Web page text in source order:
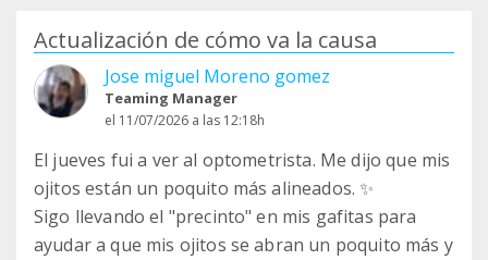
Actualización de cómo va la causa
Jose miguel Moreno gomez
Teaming Manager
el 11/07/2026 a las 12:18h
El jueves fui a ver al optometrista. Me dijo que mis
ojitos están un poquito más alineados. ✨
Sigo llevando el "precinto" en mis gafitas para
ayudar a que mis ojitos se abran un poquito más y